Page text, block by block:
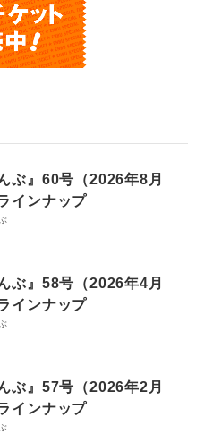
んぶ』60号（2026年8月
インナップ
んぶ』58号（2026年4月
インナップ
んぶ』57号（2026年2月
インナップ